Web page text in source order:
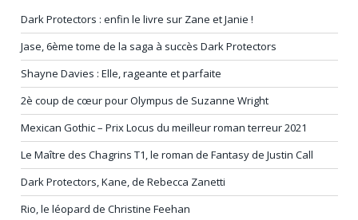
Dark Protectors : enfin le livre sur Zane et Janie !
Jase, 6ème tome de la saga à succès Dark Protectors
Shayne Davies : Elle, rageante et parfaite
2è coup de cœur pour Olympus de Suzanne Wright
Mexican Gothic – Prix Locus du meilleur roman terreur 2021
Le Maître des Chagrins T1, le roman de Fantasy de Justin Call
Dark Protectors, Kane, de Rebecca Zanetti
Rio, le léopard de Christine Feehan